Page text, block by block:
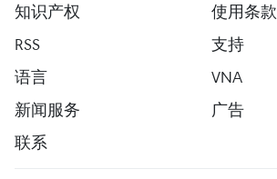
知识产权
使用条款
RSS
支持
语言
VNA
新闻服务
广告
联系